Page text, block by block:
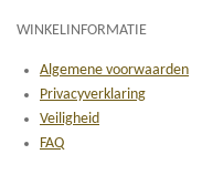
WINKELINFORMATIE
Algemene voorwaarden
Privacyverklaring
Veiligheid
FAQ